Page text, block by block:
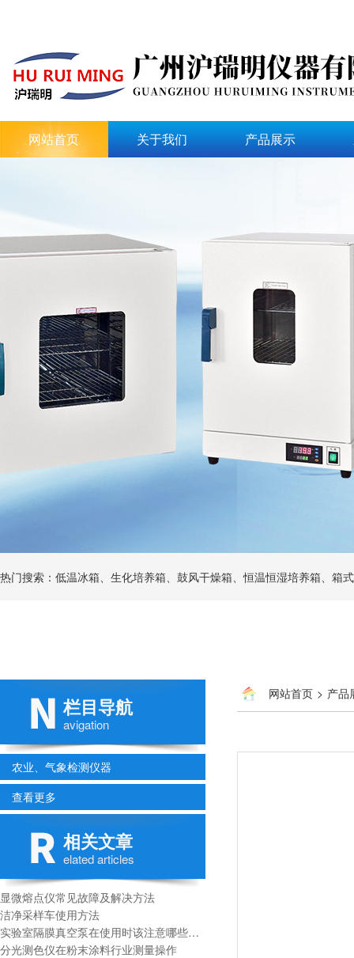
网站首页 关于我们 产品展示
热门搜索：低温冰箱、生化培养箱、鼓风干燥箱、恒温恒湿培养箱、箱
栏目导航
avigation
农业、气象检测仪器
查看更多
相关文章
elated articles
显微熔点仪常见故障及解决方法
洁净采样车使用方法
实验室隔膜真空泵在使用时该注意哪些事项
分光测色仪在粉末涂料行业测量操作
网站首页 > 产品